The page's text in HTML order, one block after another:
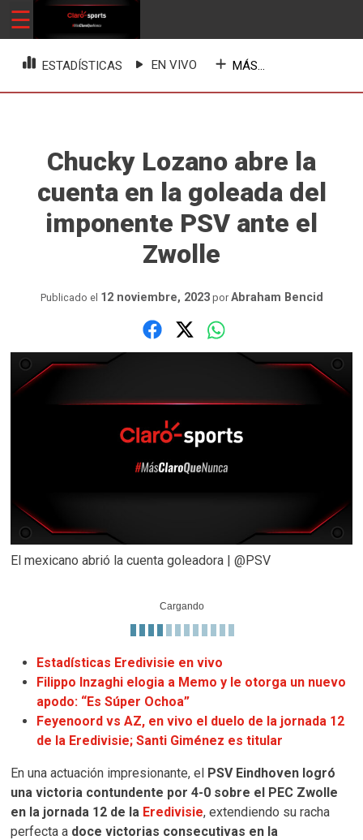
Skip
☰
ClaroSports
Más Claro que nunca
ESTADÍSTICAS EN VIVO MÁS...
Chucky Lozano abre la
cuenta en la goleada del
imponente PSV ante el
Zwolle
Publicado el 12 noviembre, 2023por Abraham Bencid
El mexicano abrió la cuenta goleadora | @PSV
Cargando
Estadísticas Eredivisie en vivo
Filippo Inzaghi elogia a Memo y le otorga un nuevo
apodo: “Es Súper Ochoa”
Feyenoord vs AZ, en vivo el duelo de la jornada 12
de la Eredivisie; Santi Giménez es titular
En una actuación impresionante, el PSV Eindhoven logró
una victoria contundente por 4-0 sobre el PEC Zwolle
en la jornada 12 de la Eredivisie, extendiendo su racha
perfecta a doce victorias consecutivas en la